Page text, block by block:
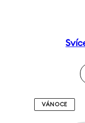
VÁNOCE